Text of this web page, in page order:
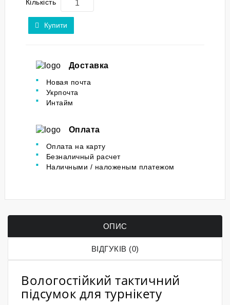
Кількість
Купити
Доставка
Новая почта
Укрпочта
Интайм
Оплата
Оплата на карту
Безналичный расчет
Наличными / наложеным платежом
ОПИС
ВІДГУКІВ (0)
Вологостійкий тактичний
підсумок для турнікету